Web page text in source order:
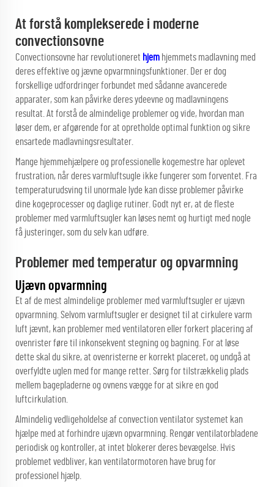
At forstå komplekserede i moderne
convectionsovne
Convectionsovne har revolutioneret hjem hjemmets madlavning med
deres effektive og jævne opvarmningsfunktioner. Der er dog
forskellige udfordringer forbundet med sådanne avancerede
apparater, som kan påvirke deres ydeevne og madlavningens
resultat. At forstå de almindelige problemer og vide, hvordan man
løser dem, er afgørende for at opretholde optimal funktion og sikre
ensartede madlavningsresultater.
Mange hjemmehjælpere og professionelle kogemestre har oplevet
frustration, når deres varmluftsugle ikke fungerer som forventet. Fra
temperaturudsving til unormale lyde kan disse problemer påvirke
dine kogeprocesser og daglige rutiner. Godt nyt er, at de fleste
problemer med varmluftsugler kan løses nemt og hurtigt med nogle
få justeringer, som du selv kan udføre.
Problemer med temperatur og opvarmning
Ujævn opvarmning
Et af de mest almindelige problemer med varmluftsugler er ujævn
opvarmning. Selvom varmluftsugler er designet til at cirkulere varm
luft jævnt, kan problemer med ventilatoren eller forkert placering af
ovenrister føre til inkonsekvent stegning og bagning. For at løse
dette skal du sikre, at ovenristerne er korrekt placeret, og undgå at
overfyldte uglen med for mange retter. Sørg for tilstrækkelig plads
mellem bagepladerne og ovnens vægge for at sikre en god
luftcirkulation.
Almindelig vedligeholdelse af convection ventilator systemet kan
hjælpe med at forhindre ujævn opvarmning. Rengør ventilatorbladene
periodisk og kontroller, at intet blokerer deres bevægelse. Hvis
problemet vedbliver, kan ventilatormotoren have brug for
professionel hjælp.